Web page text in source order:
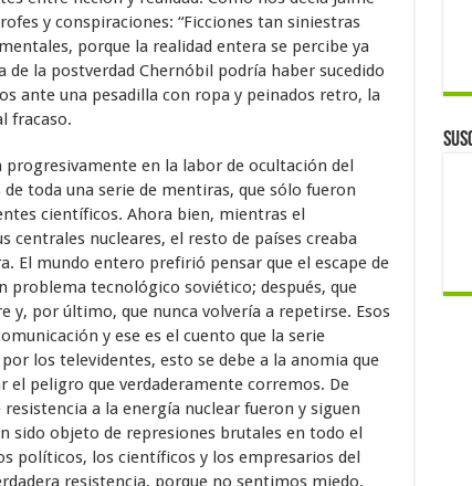
y conspiraciones: “Ficciones tan siniestras
porque la realidad entera se percibe ya
de la postverdad Chernóbil podría haber sucedido
ante una pesadilla con ropa y peinados retro, la
fracaso.
en la labor de ocultación del
toda una serie de mentiras, que sólo fueron
científicos. Ahora bien, mientras el
centrales nucleares, el resto de países creaba
El mundo entero prefirió pensar que el escape de
problema tecnológico soviético; después, que
y, por último, que nunca volvería a repetirse. Esos
y ese es el cuento que la serie
los televidentes, esto se debe a la anomia que
peligro que verdaderamente corremos. De
a la energía nuclear fueron y siguen
sido objeto de represiones brutales en todo el
políticos, los científicos y los empresarios del
resistencia, porque no sentimos miedo.